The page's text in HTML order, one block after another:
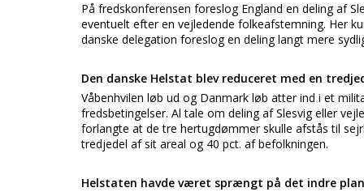
På fredskonferensen foreslog England en deling af
eventuelt efter en vejledende folkeafstemning. Her
danske delegation foreslog en deling langt mere
Den danske Helstat blev reduceret med en
Våbenhvilen løb ud og Danmark løb atter ind i et
fredsbetingelser. Al tale om deling af Slesvig eller
forlangte at de tre hertugdømmer skulle afstås til
tredjedel af sit areal og 40 pct. af befolkningen.
Helstaten havde været sprængt på det indre plan